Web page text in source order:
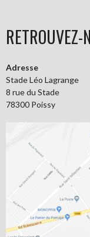
RETROUVEZ-
Adresse
Stade Léo Lagrange
8 rue du Stade
78300 Poissy